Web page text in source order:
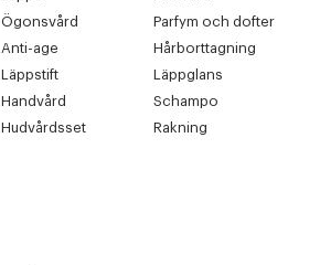
Ögonsvård
Parfym och dofter
Anti-age
Hårborttagning
Läppstift
Läppglans
Handvård
Schampo
Hudvårdsset Rakning